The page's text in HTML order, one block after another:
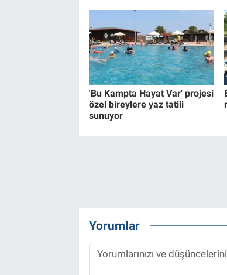
'Bu Kampta Hayat Var' projesi
özel bireylere yaz tatili
sunuyor
Yorumlar